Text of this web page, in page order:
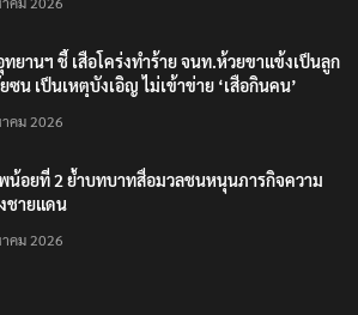
ยานฯ ชี้ เสือโคร่งทำร้าย จนท.ห้วยขาแข้งเป็นลูก
น้อยที่ 2 ย้ำบทบาทสื่อมวลชนหนุนภารกิจความ